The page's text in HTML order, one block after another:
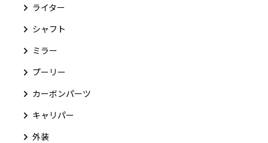
ライター
シャフト
ミラー
プーリー
カーボンパーツ
キャリパー
外装